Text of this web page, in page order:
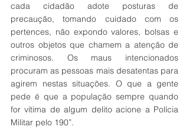
cada cidadão adote posturas de
precaução, tomando cuidado com os
pertences, não expondo valores, bolsas e
outros objetos que chamem a atenção de
criminosos. Os maus intencionados
procuram as pessoas mais desatentas para
agirem nestas situações. O que a gente
pede é que a população sempre quando
for vítima de algum delito acione a Polícia
Militar pelo 190”.